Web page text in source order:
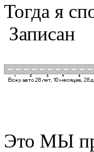
Тогда я
Записан
Это МЫ